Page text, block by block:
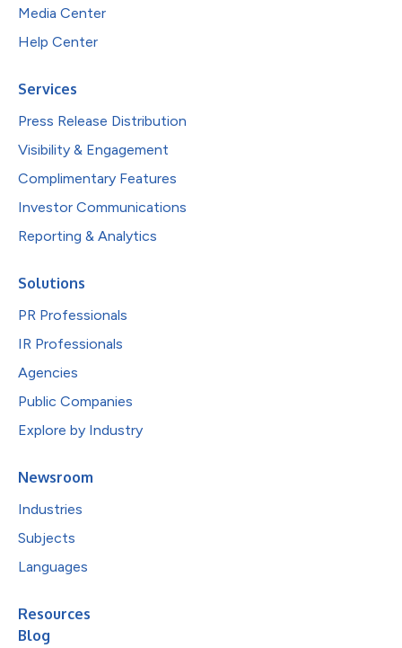
Media Center
Help Center
Services
Press Release Distribution
Visibility & Engagement
Complimentary Features
Investor Communications
Reporting & Analytics
Solutions
PR Professionals
IR Professionals
Agencies
Public Companies
Explore by Industry
Newsroom
Industries
Subjects
Languages
Resources
Blog